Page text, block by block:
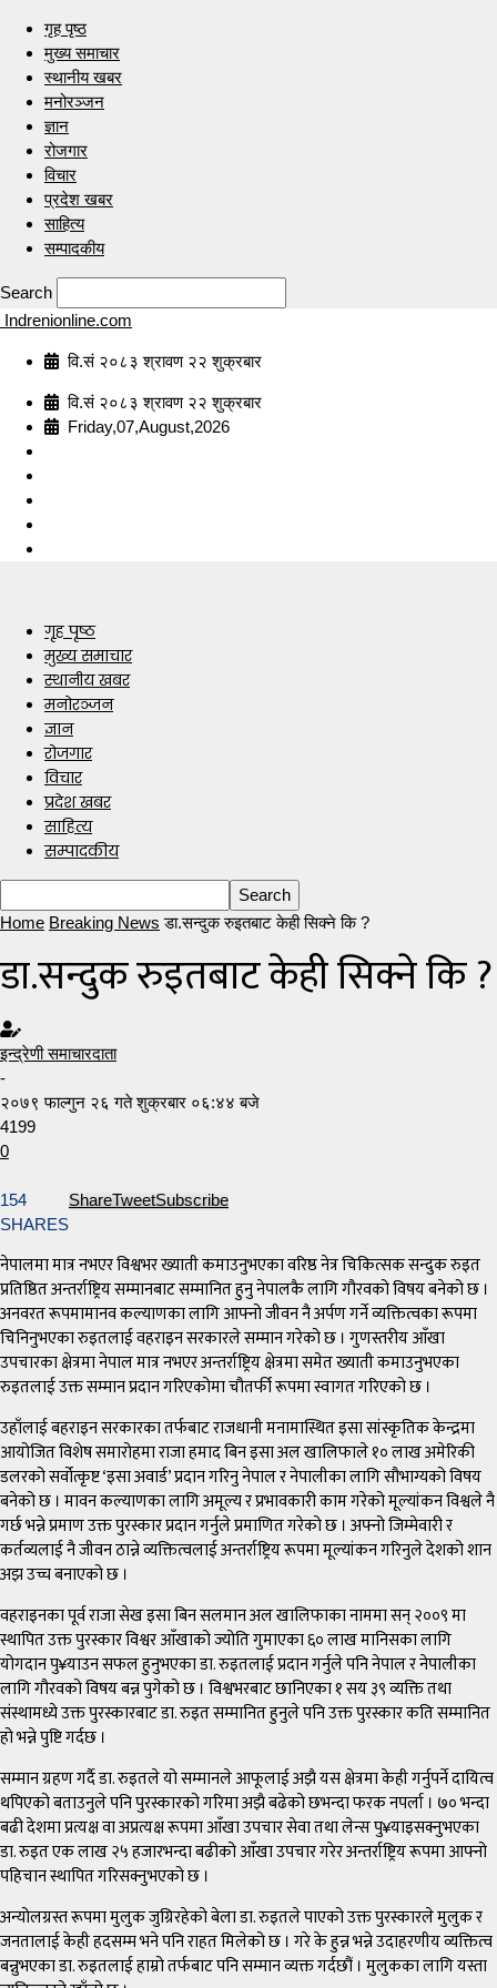
गृह पृष्ठ
मुख्य समाचार
स्थानीय खबर
मनोरञ्जन
ज्ञान
रोजगार
विचार
प्रदेश खबर
साहित्य
सम्पादकीय
Search
Indrenionline.com
वि.सं २०८३ श्रावण २२ शुक्रबार
वि.सं २०८३ श्रावण २२ शुक्रबार
Friday,07,August,2026
गृह पृष्ठ
मुख्य समाचार
स्थानीय खबर
मनोरञ्जन
ज्ञान
रोजगार
विचार
प्रदेश खबर
साहित्य
सम्पादकीय
Home Breaking News डा.सन्दुक रुइतबाट केही सिक्ने कि ?
डा.सन्दुक रुइतबाट केही सिक्ने कि ?
इन्द्रेणी समाचारदाता
-
२०७९ फाल्गुन २६ गते शुक्रबार ०६:४४ बजे
4199
0
154
SHARES
ShareTweetSubscribe
नेपालमा मात्र नभएर विश्वभर ख्याती कमाउनुभएका वरिष्ठ नेत्र चिकित्सक सन्दुक रुइत
प्रतिष्ठित अन्तर्राष्ट्रिय सम्मानबाट सम्मानित हुनु नेपालकै लागि गौरवको विषय बनेको छ ।
अनवरत रूपमामानव कल्याणका लागि आफ्नो जीवन नै अर्पण गर्ने व्यक्तित्वका रूपमा
चिनिनुभएका रुइतलाई वहराइन सरकारले सम्मान गरेको छ । गुणस्तरीय आँखा
उपचारका क्षेत्रमा नेपाल मात्र नभएर अन्तर्राष्ट्रिय क्षेत्रमा समेत ख्याती कमाउनुभएका
रुइतलाई उक्त सम्मान प्रदान गरिएकोमा चौतर्फी रूपमा स्वागत गरिएको छ ।
उहाँलाई बहराइन सरकारका तर्फबाट राजधानी मनामास्थित इसा सांस्कृतिक केन्द्रमा
आयोजित विशेष समारोहमा राजा हमाद बिन इसा अल खालिफाले १० लाख अमेरिकी
डलरको सर्वोत्कृष्ट ‘इसा अवार्ड’ प्रदान गरिनु नेपाल र नेपालीका लागि सौभाग्यको विषय
बनेको छ । मावन कल्याणका लागि अमूल्य र प्रभावकारी काम गरेको मूल्यांकन विश्वले नै
गर्छ भन्ने प्रमाण उक्त पुरस्कार प्रदान गर्नुले प्रमाणित गरेको छ । अफ्नो जिम्मेवारी र
कर्तव्यलाई नै जीवन ठान्ने व्यक्तित्वलाई अन्तर्राष्ट्रिय रूपमा मूल्यांकन गरिनुले देशको शान
अझ उच्च बनाएको छ ।
वहराइनका पूर्व राजा सेख इसा बिन सलमान अल खालिफाका नाममा सन् २००९ मा
स्थापित उक्त पुरस्कार विश्वर आँखाको ज्योति गुमाएका ६० लाख मानिसका लागि
योगदान पु¥याउन सफल हुनुभएका डा. रुइतलाई प्रदान गर्नुले पनि नेपाल र नेपालीका
लागि गौरवको विषय बन्न पुगेको छ । विश्वभरबाट छानिएका १ सय ३९ व्यक्ति तथा
संस्थामध्ये उक्त पुरस्कारबाट डा. रुइत सम्मानित हुनुले पनि उक्त पुरस्कार कति सम्मानित
हो भन्ने पुष्टि गर्दछ ।
सम्मान ग्रहण गर्दै डा. रुइतले यो सम्मानले आफूलाई अझै यस क्षेत्रमा केही गर्नुपर्ने दायित्व
थपिएको बताउनुले पनि पुरस्कारको गरिमा अझै बढेको छभन्दा फरक नपर्ला । ७० भन्दा
बढी देशमा प्रत्यक्ष वा अप्रत्यक्ष रूपमा आँखा उपचार सेवा तथा लेन्स पु¥याइसक्नुभएका
डा. रुइत एक लाख २५ हजारभन्दा बढीको आँखा उपचार गरेर अन्तर्राष्ट्रिय रूपमा आफ्नो
पहिचान स्थापित गरिसक्नुभएको छ ।
अन्योलग्रस्त रूपमा मुलुक जुग्रिरहेको बेला डा. रुइतले पाएको उक्त पुरस्कारले मुलुक र
जनतालाई केही हदसम्म भने पनि राहत मिलेको छ । गरे के हुन्न भन्ने उदाहरणीय व्यक्तित्व
बन्नुभएका डा. रुइतलाई हाम्रो तर्फबाट पनि सम्मान व्यक्त गर्दछौं । मुलुकका लागि यस्ता